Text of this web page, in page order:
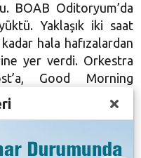
BOAB Oditoryum’da
Yaklaşık iki saat
hala hafızalardan
yer verdi. Orkestra
Good Morning
Sınıfı’ndan Yedi
yapımların
çıkaran grup konser